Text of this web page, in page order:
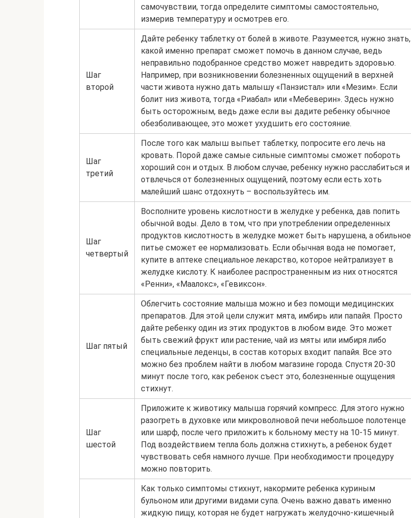
самочувствии, тогда определите симптомы самостоятельно,
измерив температуру и осмотрев его.
Шаг
второй
Дайте ребенку таблетку от болей в животе. Разумеется, нужно знать,
какой именно препарат сможет помочь в данном случае, ведь
неправильно подобранное средство может навредить здоровью.
Например, при возникновении болезненных ощущений в верхней
части живота нужно дать малышу «Панзистал» или «Мезим». Если
болит низ живота, тогда «Риабал» или «Мебеверин». Здесь нужно
быть осторожным, ведь даже если вы дадите ребенку обычное
обезболивающее, это может ухудшить его состояние.
Шаг
третий
После того как малыш выпьет таблетку, попросите его лечь на
кровать. Порой даже самые сильные симптомы сможет побороть
хороший сон и отдых. В любом случае, ребенку нужно расслабиться и
отвлечься от болезненных ощущений, поэтому если есть хоть
малейший шанс отдохнуть – воспользуйтесь им.
Шаг
четвертый
Восполните уровень кислотности в желудке у ребенка, дав попить
обычной воды. Дело в том, что при употреблении определенных
продуктов кислотность в желудке может быть нарушена, а обильное
питье сможет ее нормализовать. Если обычная вода не помогает,
купите в аптеке специальное лекарство, которое нейтрализует в
желудке кислоту. К наиболее распространенным из них относятся
«Ренни», «Маалокс», «Гевиксон».
Шаг пятый
Облегчить состояние малыша можно и без помощи медицинских
препаратов. Для этой цели служит мята, имбирь или папайя. Просто
дайте ребенку один из этих продуктов в любом виде. Это может
быть свежий фрукт или растение, чай из мяты или имбиря либо
специальные леденцы, в состав которых входит папайя. Все это
можно без проблем найти в любом магазине города. Спустя 20-30
минут после того, как ребенок съест это, болезненные ощущения
стихнут.
Шаг
шестой
Приложите к животику малыша горячий компресс. Для этого нужно
разогреть в духовке или микроволновой печи небольшое полотенце
или шарф, после чего приложить к больному месту на 10-15 минут.
Под воздействием тепла боль должна стихнуть, а ребенок будет
чувствовать себя намного лучше. При необходимости процедуру
можно повторить.
Как только симптомы стихнут, накормите ребенка куриным
бульоном или другими видами супа. Очень важно давать именно
жидкую пищу, которая не будет нагружать желудочно-кишечный